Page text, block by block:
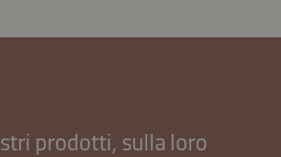
prodotti, sulla loro